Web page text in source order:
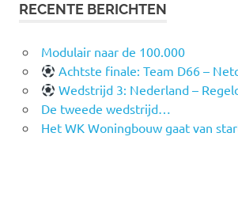
RECENTE BERICHTEN
Modulair naar de 100.000
Achtste finale: Team D66 –
Wedstrijd 3: Nederland –
De tweede wedstrijd…
Het WK Woningbouw gaat van